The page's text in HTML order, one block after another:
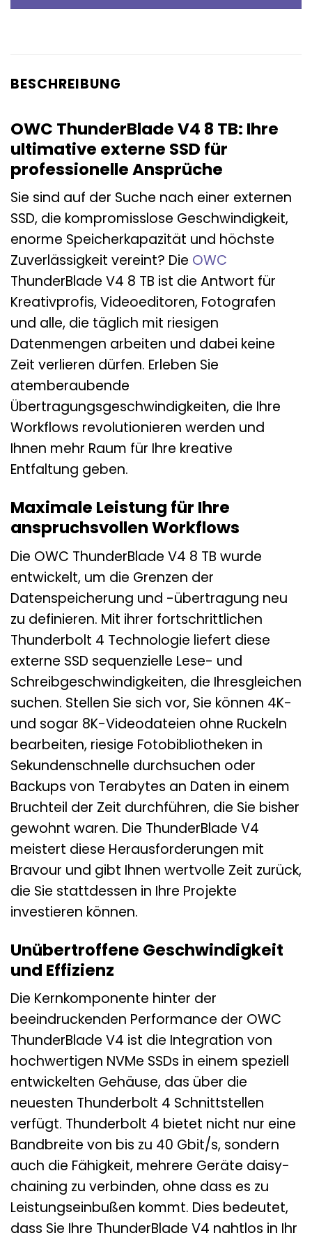
BESCHREIBUNG
OWC ThunderBlade V4 8 TB: Ihre
ultimative externe SSD für
professionelle Ansprüche
Sie sind auf der Suche nach einer externen
SSD, die kompromisslose Geschwindigkeit,
enorme Speicherkapazität und höchste
Zuverlässigkeit vereint? Die OWC
ThunderBlade V4 8 TB ist die Antwort für
Kreativprofis, Videoeditoren, Fotografen
und alle, die täglich mit riesigen
Datenmengen arbeiten und dabei keine
Zeit verlieren dürfen. Erleben Sie
atemberaubende
Übertragungsgeschwindigkeiten, die Ihre
Workflows revolutionieren werden und
Ihnen mehr Raum für Ihre kreative
Entfaltung geben.
Maximale Leistung für Ihre
anspruchsvollen Workflows
Die OWC ThunderBlade V4 8 TB wurde
entwickelt, um die Grenzen der
Datenspeicherung und -übertragung neu
zu definieren. Mit ihrer fortschrittlichen
Thunderbolt 4 Technologie liefert diese
externe SSD sequenzielle Lese- und
Schreibgeschwindigkeiten, die Ihresgleichen
suchen. Stellen Sie sich vor, Sie können 4K-
und sogar 8K-Videodateien ohne Ruckeln
bearbeiten, riesige Fotobibliotheken in
Sekundenschnelle durchsuchen oder
Backups von Terabytes an Daten in einem
Bruchteil der Zeit durchführen, die Sie bisher
gewohnt waren. Die ThunderBlade V4
meistert diese Herausforderungen mit
Bravour und gibt Ihnen wertvolle Zeit zurück,
die Sie stattdessen in Ihre Projekte
investieren können.
Unübertroffene Geschwindigkeit
und Effizienz
Die Kernkomponente hinter der
beeindruckenden Performance der OWC
ThunderBlade V4 ist die Integration von
hochwertigen NVMe SSDs in einem speziell
entwickelten Gehäuse, das über die
neuesten Thunderbolt 4 Schnittstellen
verfügt. Thunderbolt 4 bietet nicht nur eine
Bandbreite von bis zu 40 Gbit/s, sondern
auch die Fähigkeit, mehrere Geräte daisy-
chaining zu verbinden, ohne dass es zu
Leistungseinbußen kommt. Dies bedeutet,
dass Sie Ihre ThunderBlade V4 nahtlos in Ihr